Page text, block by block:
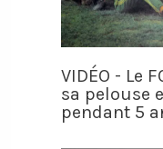
VIDÉO - Le
sa pelouse
pendant 5